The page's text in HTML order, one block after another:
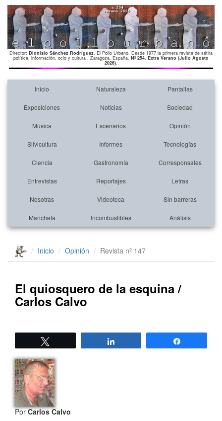
Director: Dionisio Sánchez Rodríguez. El Pollo Urbano. Desde 1977 la primera revista de sátira
política, información, ocio y cultura . Zaragoza. España. Nº 254. Extra Verano (Julio Agosto
2026).
Inicio Naturaleza Pantallas
Exposiciones Noticias Sociedad
Música Escenarios Opinión
Silvicultura Informes Tecnologías
Ciencia Gastronomía Corresponsales
Entrevistas Reportajes Letras
Nosotras Videoteca Sin barreras
Mancheta Incombustibles Análisis
Inicio Opinión Revista nº 147
El quiosquero de la esquina /
Carlos Calvo
PorCarlos Calvo